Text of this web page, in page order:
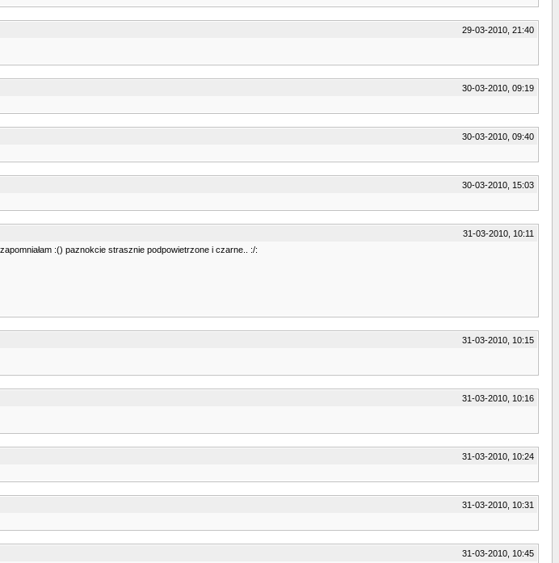
29-03-2010, 21:40
30-03-2010, 09:19
30-03-2010, 09:40
30-03-2010, 15:03
31-03-2010, 10:11
:() paznokcie strasznie podpowietrzone i czarne.. :/:
31-03-2010, 10:15
31-03-2010, 10:16
31-03-2010, 10:24
31-03-2010, 10:31
31-03-2010, 10:45